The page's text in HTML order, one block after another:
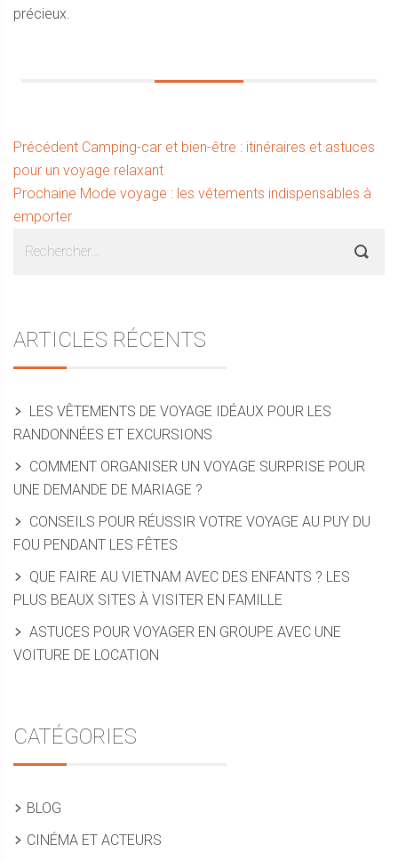
précieux.
Navigation
de
l’article
Précédent Article
précédent :
Camping-car et bien-être : itinéraires et astuces
pour un voyage relaxant
Prochaine Article
Mode voyage : les vêtements indispensables à
emporter
Sidebar
ARTICLES RÉCENTS
LES VÊTEMENTS DE VOYAGE IDÉAUX POUR LES
RANDONNÉES ET EXCURSIONS
COMMENT ORGANISER UN VOYAGE SURPRISE POUR
UNE DEMANDE DE MARIAGE ?
CONSEILS POUR RÉUSSIR VOTRE VOYAGE AU PUY DU
FOU PENDANT LES FÊTES
QUE FAIRE AU VIETNAM AVEC DES ENFANTS ? LES
PLUS BEAUX SITES À VISITER EN FAMILLE
ASTUCES POUR VOYAGER EN GROUPE AVEC UNE
VOITURE DE LOCATION
CATÉGORIES
BLOG
CINÉMA ET ACTEURS